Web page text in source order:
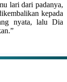
lari dari padanya,
kepada
nyata, lalu Dia